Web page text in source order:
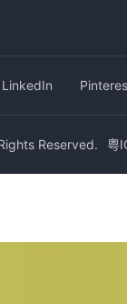
LinkedIn
Reserved. 粤